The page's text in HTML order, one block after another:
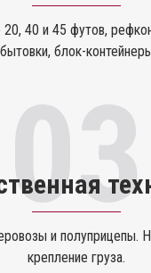
40 и 45 футов,
бытовки, блок-
03
и полуприцепы.
крепление груза.